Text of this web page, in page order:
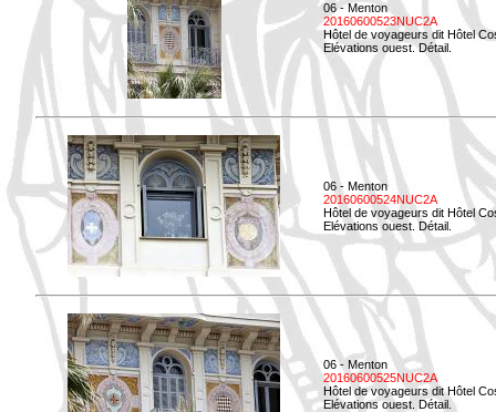
06 - Menton
20160600523NUC2A
Hôtel de voyageurs dit Hôtel
Elévations ouest. Détail.
06 - Menton
20160600524NUC2A
Hôtel de voyageurs dit Hôtel
Elévations ouest. Détail.
06 - Menton
20160600525NUC2A
Hôtel de voyageurs dit Hôtel
Elévations ouest. Détail.